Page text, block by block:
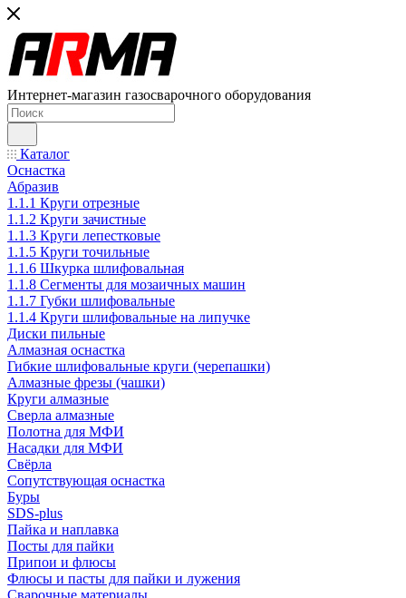
Интернет-магазин газосварочного оборудования
Каталог
Оснастка
Абразив
1.1.1 Круги отрезные
1.1.2 Круги зачистные
1.1.3 Круги лепестковые
1.1.5 Круги точильные
1.1.6 Шкурка шлифовальная
1.1.8 Сегменты для мозаичных машин
1.1.7 Губки шлифовальные
1.1.4 Круги шлифовальные на липучке
Диски пильные
Алмазная оснастка
Гибкие шлифовальные круги (черепашки)
Алмазные фрезы (чашки)
Круги алмазные
Сверла алмазные
Полотна для МФИ
Насадки для МФИ
Свёрла
Сопутствующая оснастка
Буры
SDS-plus
Пайка и наплавка
Посты для пайки
Припои и флюсы
Флюсы и пасты для пайки и лужения
Сварочные материалы